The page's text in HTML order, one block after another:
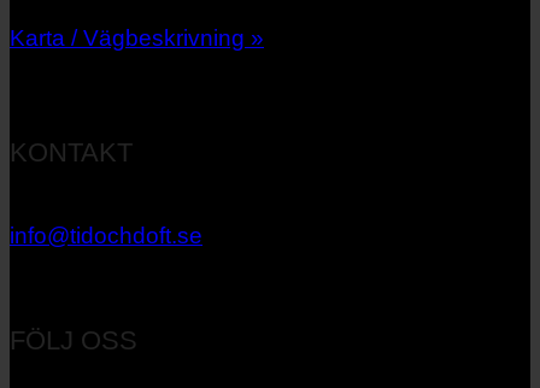
Karta / Vägbeskrivning »
KONTAKT
info@tidochdoft.se
FÖLJ OSS